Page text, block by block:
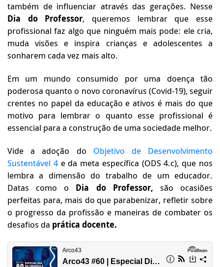
também de influenciar através das gerações. Nesse
Dia do Professor, queremos lembrar que esse
profissional faz algo que ninguém mais pode: ele cria,
muda visões e inspira crianças e adolescentes a
sonharem cada vez mais alto.
Em um mundo consumido por uma doença tão
poderosa quanto o novo coronavírus (Covid-19), seguir
crentes no papel da educação e ativos é mais do que
motivo para lembrar o quanto esse profissional é
essencial para a construção de uma sociedade melhor.
Vide a adoção do Objetivo de Desenvolvimento
Sustentável 4e da meta específica (ODS 4.c), que nos
lembra a dimensão do trabalho de um educador.
Datas como o Dia do Professor, são ocasiões
perfeitas para, mais do que parabenizar, refletir sobre
o progresso da profissão e maneiras de combater os
desafios da prática docente.